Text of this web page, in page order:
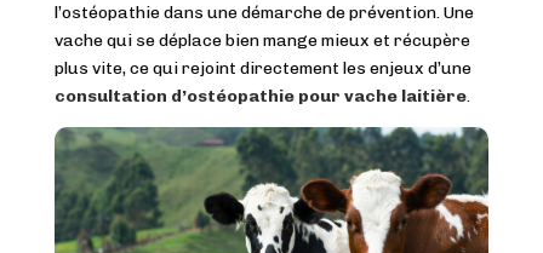
l’ostéopathie dans une démarche de prévention. Une
vache qui se déplace bien mange mieux et récupère
plus vite, ce qui rejoint directement les enjeux d’une
consultation d’ostéopathie pour vache laitière.